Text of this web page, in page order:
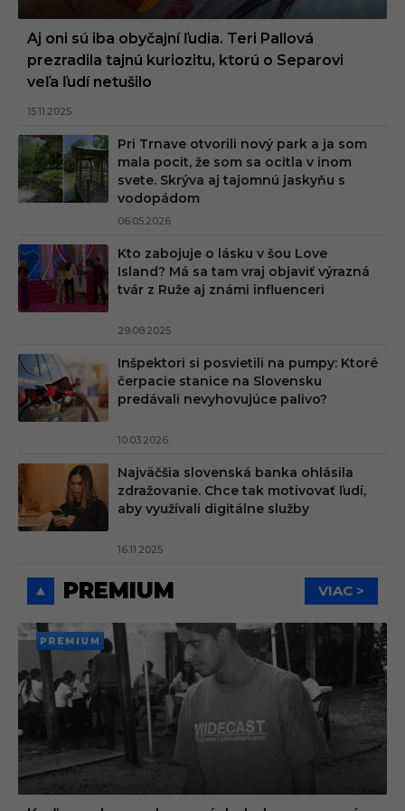
Aj oni sú iba obyčajní ľudia. Teri Pallová
prezradila tajnú kuriozitu, ktorú o Separovi
veľa ľudí netušilo
15.11.2025
Pri Trnave otvorili nový park a ja som
mala pocit, že som sa ocitla v inom
svete. Skrýva aj tajomnú jaskyňu s
vodopádom
06.05.2026
Kto zabojuje o lásku v šou Love
Island? Má sa tam vraj objaviť výrazná
tvár z Ruže aj známi influenceri
29.08.2025
Inšpektori si posvietili na pumpy: Ktoré
čerpacie stanice na Slovensku
predávali nevyhovujúce palivo?
10.03.2026
Najväčšia slovenská banka ohlásila
zdražovanie. Chce tak motivovať ľudí,
aby využívali digitálne služby
16.11.2025
PREMIUM VIAC >
PREMI
UM